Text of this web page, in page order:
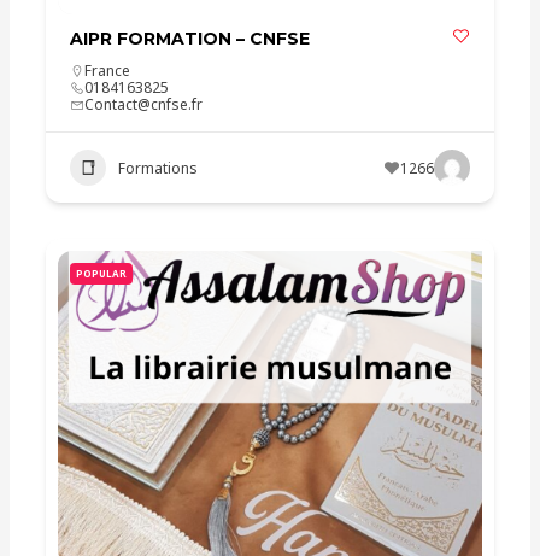
AIPR FORMATION – CNFSE
France
0184163825
Contact@cnfse.fr
Formations 1266
POPULAR